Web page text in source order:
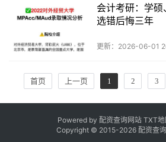
会计考研：学硕
选错后悔三年
更新：2026-06-01
首页 上一页 1 2 3
Powered by 配资查询网站 TXT地
Copyright © 2015-2026 配资查